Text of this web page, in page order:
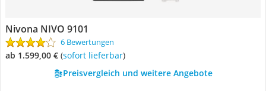
Nivona NIVO 9101
6 Bewertungen
ab 1.599,00 € ( Sofort lieferbar)
Preisvergleich und weitere Angebote